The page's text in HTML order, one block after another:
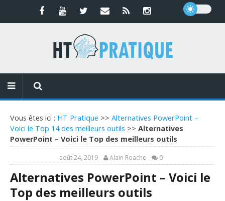
Vous êtes ici : HT Pratique >> Alternatives PowerPoint –
Voici le Top 14 des meilleurs outils >> Alternatives
PowerPoint – Voici le Top des meilleurs outils
août 24, 2019 Alain Roache 0
Alternatives PowerPoint – Voici le
Top des meilleurs outils